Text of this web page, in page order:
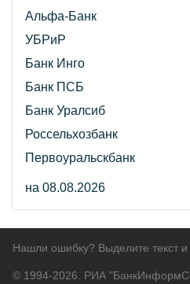
Альфа-Банк
УБРиР
Банк Инго
Банк ПСБ
Банк Уралсиб
Россельхозбанк
Первоуральскбанк
на 08.08.2026
Нашли ошибку? Выделите текст
© 1994-2026. РИА